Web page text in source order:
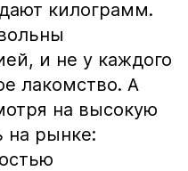
килограмм.
и не у каждого
лакомство. А
на высокую
на рынке: